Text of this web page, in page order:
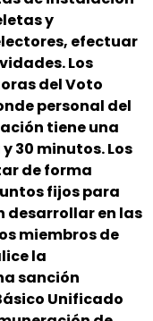
y
efectuar
Los
del Voto
personal del
tiene una
30 minutos. Los
de forma
fijos para
desarrollar en las
miembros de
la
sanción
Unificado